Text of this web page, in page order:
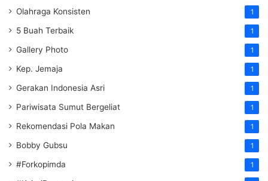
Olahraga Konsisten 1
5 Buah Terbaik 1
Gallery Photo 1
Kep. Jemaja 1
Gerakan Indonesia Asri 1
Pariwisata Sumut Bergeliat 1
Rekomendasi Pola Makan 1
Bobby Gubsu 1
#Forkopimda 1